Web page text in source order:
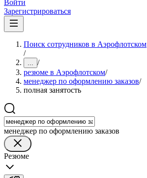
Войти
Зарегистрироваться
Поиск сотрудников в Аэрофлотском
/
... /
резюме в Аэрофлотском/
менеджер по оформлению заказов/
полная занятость
менеджер по оформлению заказов
Резюме